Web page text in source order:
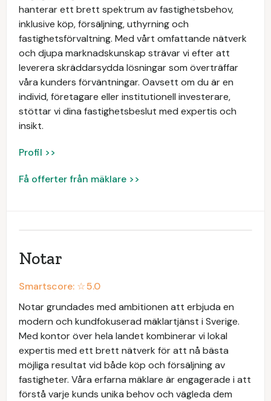
hanterar ett brett spektrum av fastighetsbehov,
inklusive köp, försäljning, uthyrning och
fastighetsförvaltning. Med vårt omfattande nätverk
och djupa marknadskunskap strävar vi efter att
leverera skräddarsydda lösningar som överträffar
våra kunders förväntningar. Oavsett om du är en
individ, företagare eller institutionell investerare,
stöttar vi dina fastighetsbeslut med expertis och
insikt.
Profil >>
Få offerter från mäklare >>
Notar
Smartscore: ☆5.0
Notar grundades med ambitionen att erbjuda en
modern och kundfokuserad mäklartjänst i Sverige.
Med kontor över hela landet kombinerar vi lokal
expertis med ett brett nätverk för att nå bästa
möjliga resultat vid både köp och försäljning av
fastigheter. Våra erfarna mäklare är engagerade i att
förstå varje kunds unika behov och vägleda dem